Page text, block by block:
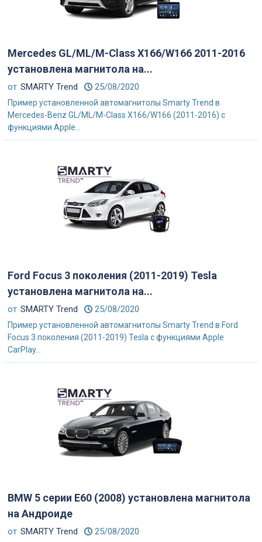
Mercedes GL/ML/M-Class X166/W166 2011-2016
установлена магнитола на...
от SMARTY Trend 25/08/2020
Пример установленной автомагнитолы Smarty Trend в
Mercedes-Benz GL/ML/M-Class X166/W166 (2011-2016) с
функциями Apple...
Ford Focus 3 поколения (2011-2019) Tesla
установлена магнитола на...
от SMARTY Trend 25/08/2020
Пример установленной автомагнитолы Smarty Trend в Ford
Focus 3 поколения (2011-2019) Tesla с функциями Apple
CarPlay...
BMW 5 серии E60 (2008) установлена магнитола
на Андроиде
от SMARTY Trend 25/08/2020